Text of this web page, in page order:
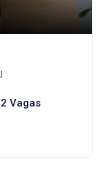
2 Vagas